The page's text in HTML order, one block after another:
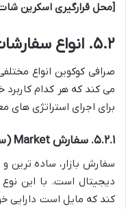
[محل قرارگیری اسکرین
۵.۲. انواع سفارشات معاملاتی در کوکوین
صرافی کوکوین انواع
می کند که هر کدام کاربرد
برای اجرای استراتژی های
۵.۲.۱. سفارش Market (سفارش بازار/سریع)
سفارش بازار، ساده ترین
دیجیتال است. با این
کند که مایل است دارایی